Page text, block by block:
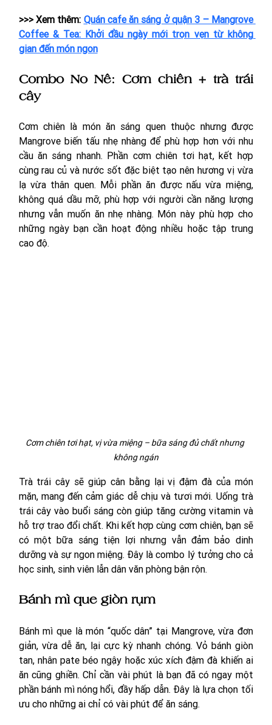
>>> Xem thêm: Quán cafe ăn sáng ở quận 3 – Mangrove
Coffee & Tea: Khởi đầu ngày mới trọn vẹn từ không
gian đến món ngon
Combo No Nê: Cơm chiên + trà trái
cây
Cơm chiên là món ăn sáng quen thuộc nhưng được
Mangrove biến tấu nhẹ nhàng để phù hợp hơn với nhu
cầu ăn sáng nhanh. Phần cơm chiên tơi hạt, kết hợp
cùng rau củ và nước sốt đặc biệt tạo nên hương vị vừa
lạ vừa thân quen. Mỗi phần ăn được nấu vừa miệng,
không quá dầu mỡ, phù hợp với người cần năng lượng
nhưng vẫn muốn ăn nhẹ nhàng. Món này phù hợp cho
những ngày bạn cần hoạt động nhiều hoặc tập trung
cao độ.
Cơm chiên tơi hạt, vị vừa miệng – bữa sáng đủ chất nhưng
không ngán
Trà trái cây sẽ giúp cân bằng lại vị đậm đà của món
mặn, mang đến cảm giác dễ chịu và tươi mới. Uống trà
trái cây vào buổi sáng còn giúp tăng cường vitamin và
hỗ trợ trao đổi chất. Khi kết hợp cùng cơm chiên, bạn sẽ
có một bữa sáng tiện lợi nhưng vẫn đảm bảo dinh
dưỡng và sự ngon miệng. Đây là combo lý tưởng cho cả
học sinh, sinh viên lẫn dân văn phòng bận rộn.
Bánh mì que giòn rụm
Bánh mì que là món “quốc dân” tại Mangrove, vừa đơn
giản, vừa dễ ăn, lại cực kỳ nhanh chóng. Vỏ bánh giòn
tan, nhân pate béo ngậy hoặc xúc xích đậm đà khiến ai
ăn cũng ghiền. Chỉ cần vài phút là bạn đã có ngay một
phần bánh mì nóng hổi, đầy hấp dẫn. Đây là lựa chọn tối
ưu cho những ai chỉ có vài phút để ăn sáng.